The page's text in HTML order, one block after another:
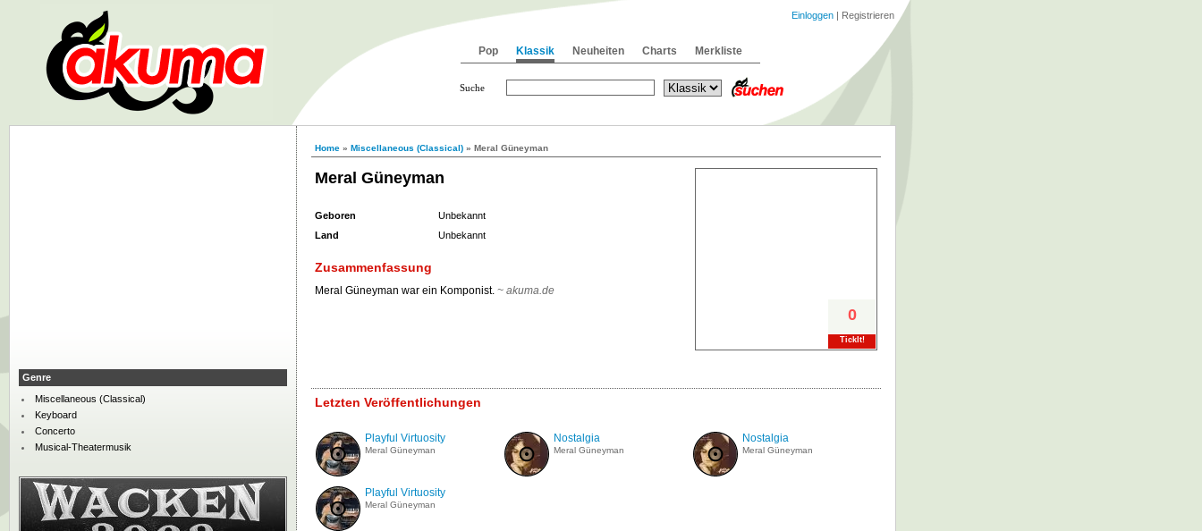
Home » Miscellaneous (Classical) » Meral Güneyman
Meral Güneyman
0
TickIt!
Geboren
Unbekannt
Land
Unbekannt
Zusammenfassung
Meral Güneyman war ein Komponist. ~ akuma.de
Letzten Veröffentlichungen
Playful Virtuosity
Meral Güneyman
Nostalgia
Meral Güneyman
Nostalgia
Meral Güneyman
Playful Virtuosity
Meral Güneyman
Genre
Miscellaneous (Classical)
Keyboard
Concerto
Musical-Theatermusik
Pop Klassik Neuheiten Charts Merkliste
Einloggen | Registrieren
Suche